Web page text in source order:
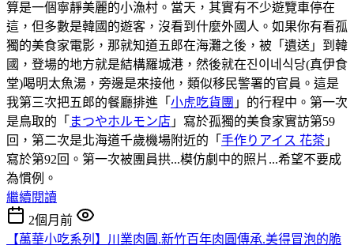
算是一個寧靜美麗的小漁村。當天，其實有不少遊覽車停在
這，但多數是韓國的遊客，沒看到什麼外國人。如果你有看孤
獨的美食家電影，那就知道五郎在海灘之後，被「遺送」到韓
國，登場的地方就是結構羅城港，然後就在진이네식당(真伊食
堂)喝明太魚湯，旁邊是來接他，類似移民警署的官員。這是
我第三次把五郎的餐廳排進「 小虎吃貨團 」的行程中。第一次
是鳥取的「 まつやホルモン店 」寫於孤獨的美食家實訪第59
回，第二次是北海道千歲機場附近的「 手作りアイス 花茶 」
寫於第92回。第一次被團員拱...模仿劇中的照片...希望不要成
為慣例。
繼續閱讀
2個月前
【萬華小吃系列】川業肉圓.新竹百年肉圓傳承.美得冒泡的脆